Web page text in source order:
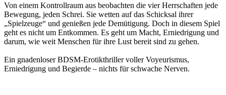
Von einem Kontrollraum aus beobachten die vier Herrschaften jede
Bewegung, jeden Schrei. Sie wetten auf das Schicksal ihrer
„Spielzeuge“ und genießen jede Demütigung. Doch in diesem Spiel
geht es nicht um Entkommen. Es geht um Macht, Erniedrigung und
darum, wie weit Menschen für ihre Lust bereit sind zu gehen.
Ein gnadenloser BDSM-Erotikthriller voller Voyeurismus,
Erniedrigung und Begierde – nichts für schwache Nerven.